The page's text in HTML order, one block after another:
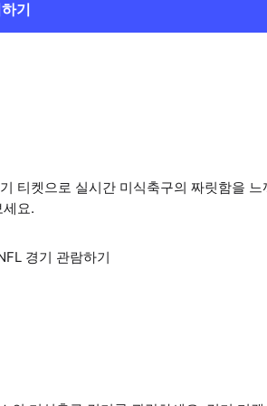
기
티켓으로 실시간 미식축구의 짜릿함을 느
요.
경기 관람하기